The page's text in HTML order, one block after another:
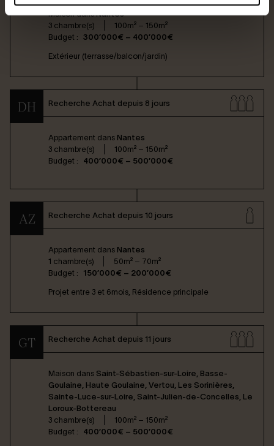
Maison dansNantes
3 chambre(s)
100m² – 150m²
Budget :
300’000€ – 400’000€
Extérieur (terrasse/balcon/jardin)
DH Recherche Achat depuis 8 jours
Appartement dans Nantes
3 chambre(s)
100m² – 150m²
Budget :
400’000€ – 500’000€
AZ Recherche Achat depuis 10 jours
Appartement dans Nantes
1 chambre(s)
50m² – 70m²
Budget :
150’000€ – 200’000€
Projet entre 3 et 6mois, Résidence principale
GT Recherche Achat depuis 11 jours
Maison dans Saint-Sébastien-sur-Loire, Basse-
Goulaine, Haute Goulaine, Vertou, Les Sorinières,
Sainte-Luce-sur-Loire, Saint-Julien-de-Concelles, Le
Loroux-Bottereau
3 chambre(s)
100m² – 150m²
Budget :
400’000€ – 500’000€